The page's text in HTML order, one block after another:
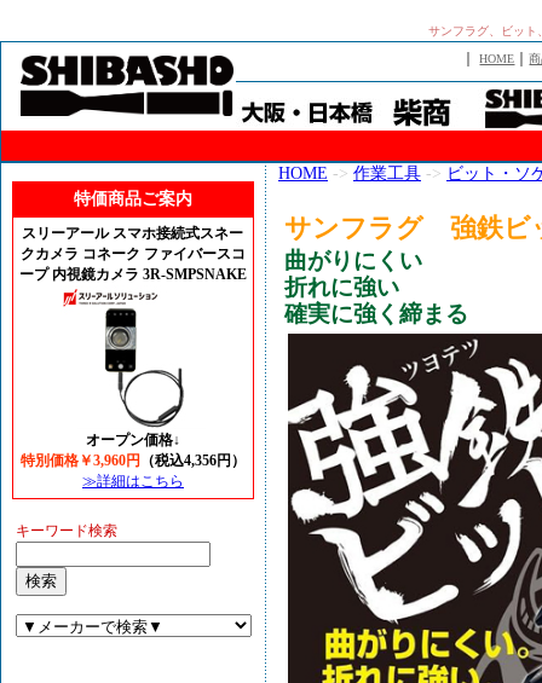
サンフラグ、ビッ
｜HOME ｜
特価商品ご案内
スリーアール スマホ接続式スネー
クカメラ コネーク ファイバースコ
ープ 内視鏡カメラ 3R-SMPSNAKE
オープン価格↓
特別価格￥3,960円
（税込4,356円）
≫詳細はこちら
キーワード検索
HOME -> 作業工具 -> ビット・ソ
サンフラグ 強鉄ビ
曲がりにくい
折れに強い
確実に強く締まる